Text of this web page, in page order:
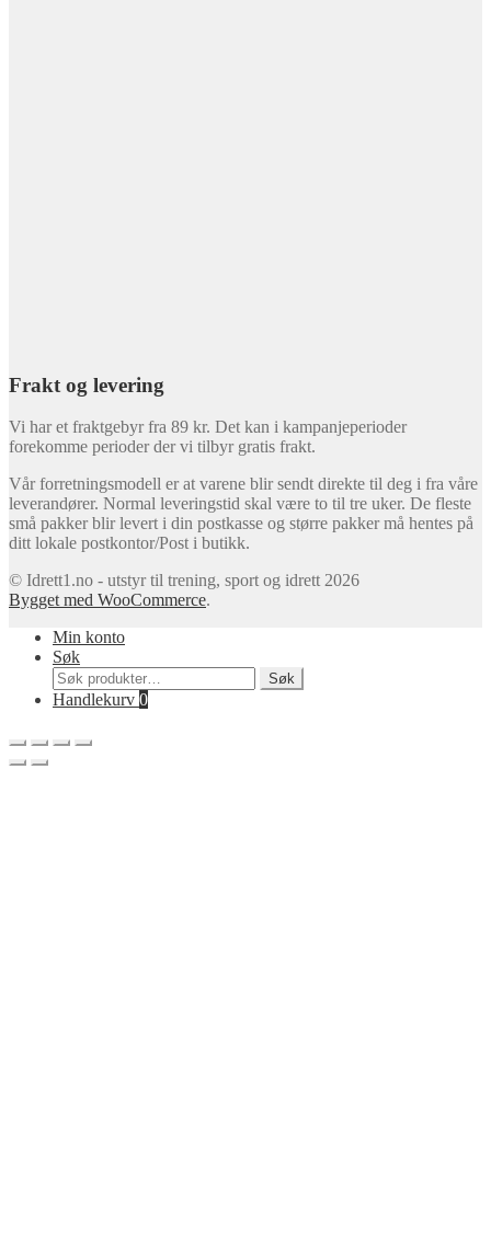
© Idrett1.no - utstyr til trening, sport og idrett 2026
Min konto
Søk
etter:
Søk
Handlekurv0